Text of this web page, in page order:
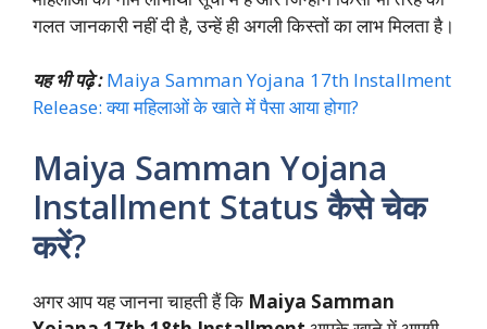
गलत जानकारी नहीं दी है, उन्हें ही अगली किस्तों का लाभ मिलता है।
यह भी पढ़े : Maiya Samman Yojana 17th Installment
Release: क्या महिलाओं के खाते में पैसा आया होगा?
Maiya Samman Yojana
Installment Status कैसे चेक
करें?
अगर आप यह जानना चाहती हैं कि Maiya Samman